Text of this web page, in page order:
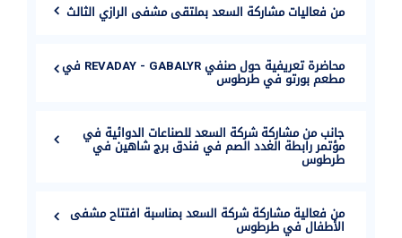
من فعاليات مشاركة السعد بملتقى مشفى الرازي الثالث
محاضرة تعريفية حول صنفي REVADAY - GABALYR في
مطعم بورتو في طرطوس
جانب من مشاركة شركة السعد للصناعات الدوائية في
مؤتمر رابطة الغدد الصم في فندق برج شاهين في
طرطوس
من فعالية مشاركة شركة السعد بمناسبة افتتاح مشفى
الأطفال في طرطوس